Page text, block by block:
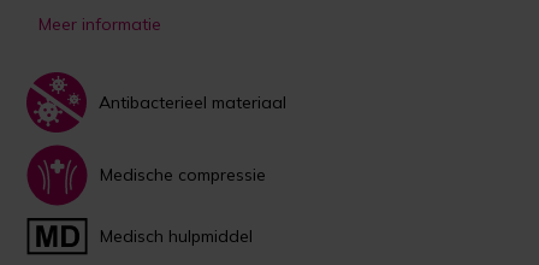
Meer informatie
Antibacterieel materiaal
Medische compressie
Medisch hulpmiddel